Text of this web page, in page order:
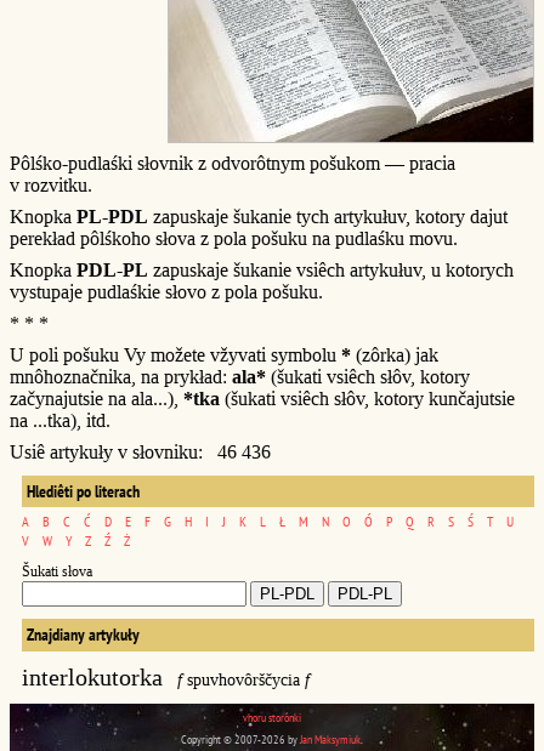
Pôlśko-pudlaśki słovnik z odvorôtnym pošukom — pracia
v rozvitku.
Knopka PL-PDL zapuskaje šukanie tych artykułuv, kotory dajut
perekład pôlśkoho słova z pola pošuku na pudlaśku movu.
Knopka PDL-PL zapuskaje šukanie vsiêch artykułuv, u kotorych
vystupaje pudlaśkie słovo z pola pošuku.
* * *
U poli pošuku Vy možete vžyvati symbolu * (zôrka) jak
mnôhoznačnika, na prykład: ala* (šukati vsiêch słôv, kotory
začynajutsie na ala...), *tka (šukati vsiêch słôv, kotory kunčajutsie
na ...tka), itd.
Usiê artykuły v słovniku: 46 436
Hlediêti po literach
A B C Ć D E F G H I J K L Ł M N O Ó P Q R S Ś T
U
V
W Y Z Ź Ż
Šukati słova
Znajdiany artykuły
interlokutorka fspuvhovôrščycia f
vhoru storônki
Copyright © 2007-2026 byJan Maksymiuk